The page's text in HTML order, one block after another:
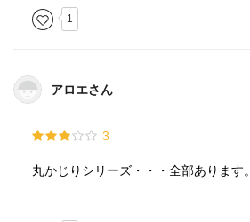
『ビンの牛乳』
『持ち帰る人びと』
『おでん屋襲撃』
1
アロエさん
3
丸かじりシリーズ・・・全部あります。